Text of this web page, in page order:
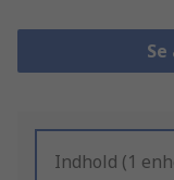
Indhold (1